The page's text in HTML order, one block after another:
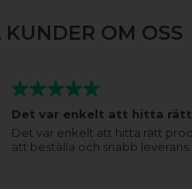
OM OSS
Det var enkelt att hitta
Det var enkelt att hitta rätt
att beställa och snabb leverans.